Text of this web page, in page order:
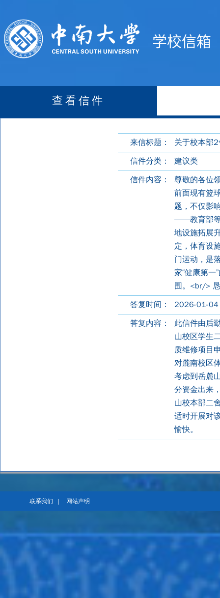
学校信箱
查看信件
来信标题：
关于校本部
信件分类：
建议类
信件内容：
尊敬的各位
前面现有篮
题，不仅影
——教育部等
地设施拓展
定，体育设
门运动，是
家“健康第
围。<br/>
答复时间：
2026-01-
答复内容：
此信件由后
山校区学生
质维修项目
对麓南校区
考虑到岳麓
分资金出来
山校本部二
适时开展对
愉快。
联系我们 | 网站声明